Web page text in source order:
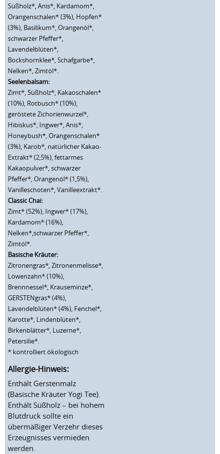
Süßholz*, Anis*, Kardamom*,
Orangenschalen* (3%), Hopfen*
(3%), Basilikum*, Orangenöl*,
schwarzer Pfeffer*,
Lavendelblüten*,
Bockshornklee*, Schafgarbe*,
Nelken*, Zimtöl*.
Seelenbalsam:
Zimt*, Süßholz*, Kakaoschalen*
(10%), Rotbusch* (10%),
geröstete Zichorienwurzel*,
Hibiskus*, Ingwer*, Anis*,
Honeybush*, Orangenschalen*
(3%), Karob*, natürlicher Kakao-
Extrakt* (2,5%), fettarmes
Kakaopulver*, schwarzer
Pfeffer*, Orangenöl* (1,5%),
Vanilleschoten*, Vanilleextrakt*.
Classic Chai:
Zimt* (52%), Ingwer* (17%),
Kardamom* (16%),
Nelken*,schwarzer Pfeffer*,
Zimtöl*.
Basische Kräuter:
Zitronengras*, Zitronenmelisse*,
Löwenzahn* (10%),
Brennnessel*, Krauseminze*,
GERSTENgras* (4%),
Lavendelblüten* (4%), Fenchel*,
Karotte*, Lindenblüten*,
Birkenblätter*, Luzerne*,
Petersilie*.
* kontrolliert ökologisch
Allergie-Hinweis:
Enthält Gerstenmalz
(Basische Kräuter Yogi Tee).
Enthält Süßholz – bei hohem
Blutdruck sollte ein
übermäßiger Verzehr dieses
Erzeugnisses vermieden
werden.